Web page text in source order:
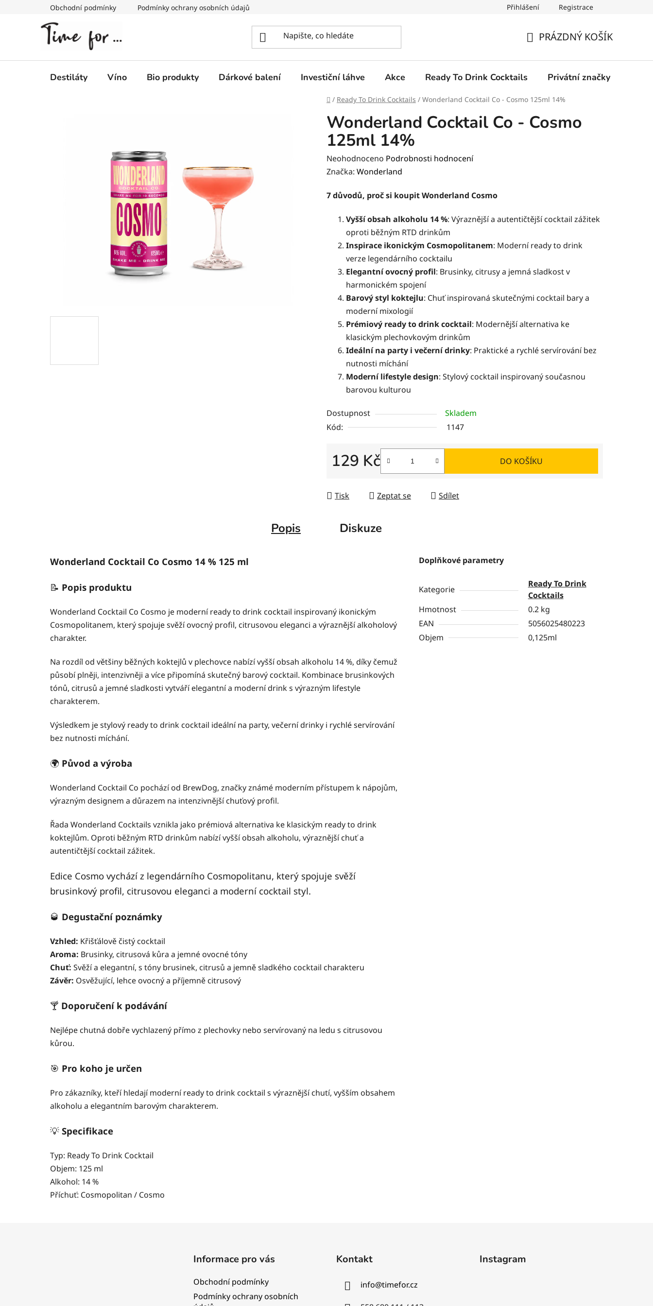
Obchodní podmínky Podmínky ochrany osobních údajů Přihlášení Registrace
KOŠÍK
PRÁZDNÝ KOŠÍK
Destiláty Víno Bio produkty Dárkové balení Investiční láhve Akce Ready To Drink Cocktails Privátní značky
Domů
/ Ready To Drink Cocktails / Wonderland Cocktail Co - Cosmo 125ml 14%
Wonderland Cocktail Co - Cosmo
125ml 14%
Průměrné
hodnocení
je
hvězdiček.
Neohodnoceno Podrobnosti hodnocení
Značka: Wonderland
7 důvodů, proč si koupit Wonderland Cosmo
Vyšší obsah alkoholu 14 %: Výraznější a autentičtější cocktail zážitek
oproti běžným RTD drinkům
Inspirace ikonickým Cosmopolitanem: Moderní ready to drink
verze legendárního cocktailu
Elegantní ovocný profil: Brusinky, citrusy a jemná sladkost v
harmonickém spojení
Barový styl koktejlu: Chuť inspirovaná skutečnými cocktail bary a
moderní mixologií
Prémiový ready to drink cocktail: Modernější alternativa ke
klasickým plechovkovým drinkům
Ideální na party i večerní drinky: Praktické a rychlé servírování bez
nutnosti míchání
Moderní lifestyle design: Stylový cocktail inspirovaný současnou
barovou kulturou
Dostupnost
Skladem
Kód:
1147
129 Kč DO KOŠÍKU
Tisk Zeptat se Sdílet
Popis Diskuze
Wonderland Cocktail Co Cosmo 14 % 125 ml
📝 Popis produktu
Wonderland Cocktail Co Cosmo je moderní ready to drink cocktail inspirovaný ikonickým
Cosmopolitanem, který spojuje svěží ovocný profil, citrusovou eleganci a výraznější alkoholový
charakter.
Na rozdíl od většiny běžných koktejlů v plechovce nabízí vyšší obsah alkoholu 14 %, díky čemuž
působí plněji, intenzivněji a více připomíná skutečný barový cocktail. Kombinace brusinkových
tónů, citrusů a jemné sladkosti vytváří elegantní a moderní drink s výrazným lifestyle
charakterem.
Výsledkem je stylový ready to drink cocktail ideální na party, večerní drinky i rychlé servírování
bez nutnosti míchání.
🌍 Původ a výroba
Wonderland Cocktail Co pochází od BrewDog, značky známé moderním přístupem k nápojům,
výrazným designem a důrazem na intenzivnější chuťový profil.
Řada Wonderland Cocktails vznikla jako prémiová alternativa ke klasickým ready to drink
koktejlům. Oproti běžným RTD drinkům nabízí vyšší obsah alkoholu, výraznější chuť a
autentičtější cocktail zážitek.
Edice Cosmo vychází z legendárního Cosmopolitanu, který spojuje svěží
brusinkový profil, citrusovou eleganci a moderní cocktail styl.
🥃 Degustační poznámky
Vzhled: Křišťálově čistý cocktail
Aroma: Brusinky, citrusová kůra a jemné ovocné tóny
Chuť: Svěží a elegantní, s tóny brusinek, citrusů a jemně sladkého cocktail charakteru
Závěr: Osvěžující, lehce ovocný a příjemně citrusový
🍸 Doporučení k podávání
Nejlépe chutná dobře vychlazený přímo z plechovky nebo servírovaný na ledu s citrusovou
kůrou.
🎯 Pro koho je určen
Pro zákazníky, kteří hledají moderní ready to drink cocktail s výraznější chutí, vyšším obsahem
alkoholu a elegantním barovým charakterem.
💡 Specifikace
Typ: Ready To Drink Cocktail
Objem: 125 ml
Alkohol: 14 %
Příchuť: Cosmopolitan / Cosmo
Doplňkové parametry
Kategorie
Ready To Drink
Cocktails
Hmotnost
0.2 kg
EAN
5056025480223
Objem
0,125ml
Informace pro vás
Obchodní podmínky
Podmínky ochrany osobních
Kontakt
info@timefor.cz
Instagram